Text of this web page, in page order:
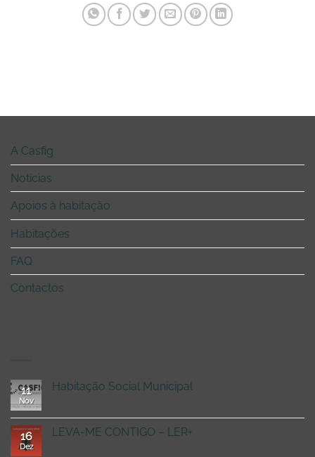
A Casfig
Notícias
Apoios à habitação
Habitações
FAQ
Contactos
11
Nov
Habitação Social Municipal
Social
Municipal
16
Dez
LEVA-ME CONTIGO – LER+